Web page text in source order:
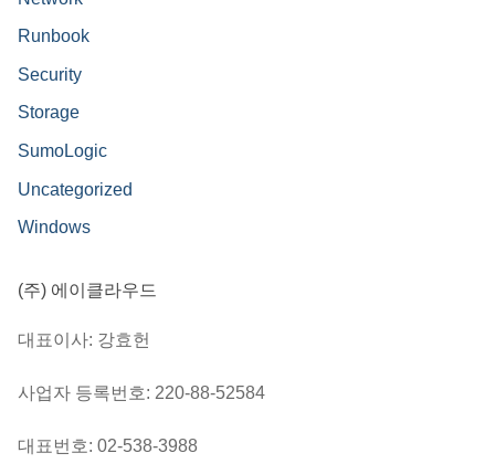
Runbook
Security
Storage
SumoLogic
Uncategorized
Windows
(주) 에이클라우드
대표이사: 강효헌
사업자 등록번호: 220-88-52584
대표번호: 02-538-3988